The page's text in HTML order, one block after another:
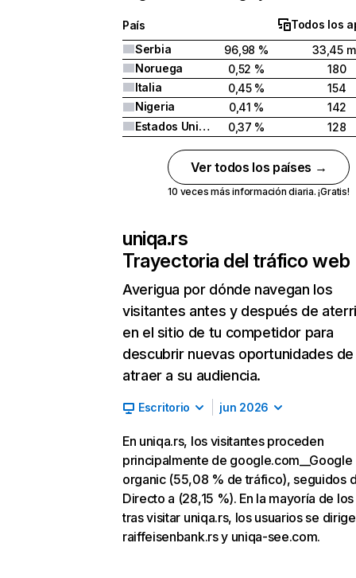
País
Todos los
Serbia
96,98 %
33,45
Noruega
0,52 %
180
Italia
0,45 %
154
Nigeria
0,41 %
142
Estados Unidos
0,37 % 128
Ver todos los países →
10 veces más información diaria. ¡Gratis!
uniqa.rs
Trayectoria del tráfico web
Averigua por dónde navegan los
visitantes antes y después de
en el sitio de tu competidor para
descubrir nuevas oportunidades de
atraer a su audiencia.
Escritorio jun 2026
En uniqa.rs, los visitantes proceden
principalmente de google.com__Google
organic (55,08 % de tráfico), seguidos
Directo a (28,15 %). En la mayoría de
tras visitar uniqa.rs, los usuarios se
raiffeisenbank.rs y uniqa-see.com.